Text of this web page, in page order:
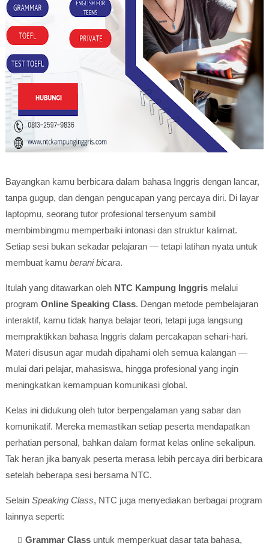
Bayangkan kamu berbicara dalam bahasa Inggris dengan lancar,
tanpa gugup, dan dengan pengucapan yang percaya diri. Di layar
laptopmu, seorang tutor profesional tersenyum sambil
membimbingmu memperbaiki intonasi dan struktur kalimat.
Setiap sesi bukan sekadar pelajaran — tetapi latihan nyata untuk
membuat kamu berani bicara.
Itulah yang ditawarkan oleh NTC Kampung Inggrismelalui
program Online Speaking Class. Dengan metode pembelajaran
interaktif, kamu tidak hanya belajar teori, tetapi juga langsung
mempraktikkan bahasa Inggris dalam percakapan sehari-hari.
Materi disusun agar mudah dipahami oleh semua kalangan —
mulai dari pelajar, mahasiswa, hingga profesional yang ingin
meningkatkan kemampuan komunikasi global.
Kelas ini didukung oleh tutor berpengalaman yang sabar dan
komunikatif. Mereka memastikan setiap peserta mendapatkan
perhatian personal, bahkan dalam format kelas online sekalipun.
Tak heran jika banyak peserta merasa lebih percaya diri berbicara
setelah beberapa sesi bersama NTC.
Selain Speaking Class, NTC juga menyediakan berbagai program
lainnya seperti:
Grammar Classuntuk memperkuat dasar tata bahasa,